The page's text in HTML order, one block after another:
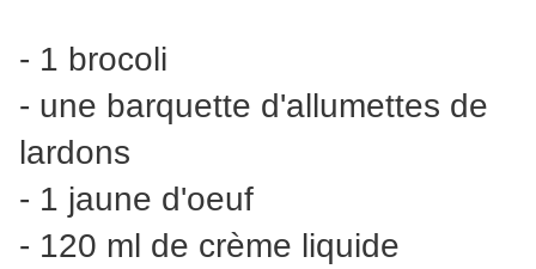
- 1 brocoli
- une barquette d'allumettes de
lardons
- 1 jaune d'oeuf
- 120 ml de crème liquide